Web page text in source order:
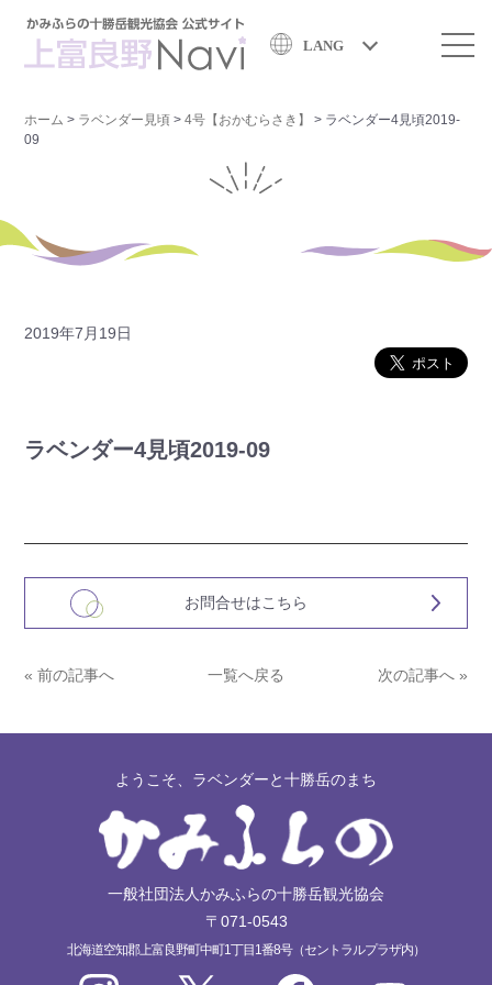
LANG
ホーム > ラベンダー見頃 >4号【おかむらさき】 > ラベンダー4見頃2019-
09
2019年7月19日
ラベンダー4見頃2019-09
お問合せはこちら
« 前の記事へ 一覧へ戻る 次の記事へ »
ようこそ、ラベンダーと十勝岳のまち
一般社団法人かみふらの十勝岳観光協会
〒071-0543
北海道空知郡上富良野町中町1丁目1番8号（セントラルプラザ内）